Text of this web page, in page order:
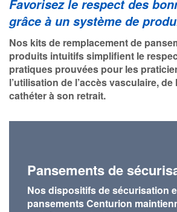
Favorisez le respect des
grâce à un système de
Nos kits de remplacement de
produits intuitifs simplifient le
pratiques prouvées pour les
l’utilisation de l’accès vasculaire, de
cathéter à son retrait.
Pansements de
Nos dispositifs de sécurisation
pansements Centurion